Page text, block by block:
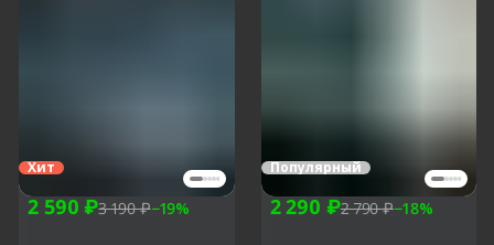
Хит
2 590 ₽3 190 ₽−19%
Популярный
2 290 ₽2 790 ₽−18%